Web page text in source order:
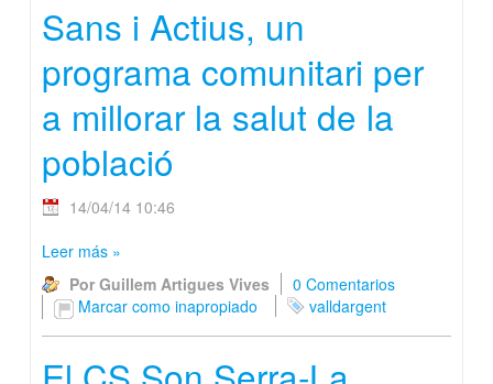
Sans i Actius, un
programa comunitari per
a millorar la salut de la
població
14/04/14 10:46
Leer más »
Por Guillem Artigues Vives
0 Comentarios
Marcar como inapropiado
valldargent